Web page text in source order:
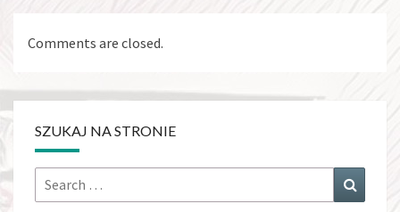
Comments are closed.
SZUKAJ NA STRONIE
Search
for: